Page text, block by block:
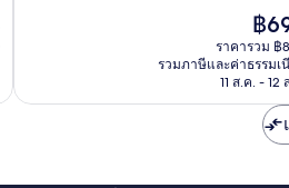
ราคา
ปัจจุ
คือ
฿694
฿
ราคารวม ฿
รวมภาษีและค่าธรรมเ
11 ส.ค. - 12